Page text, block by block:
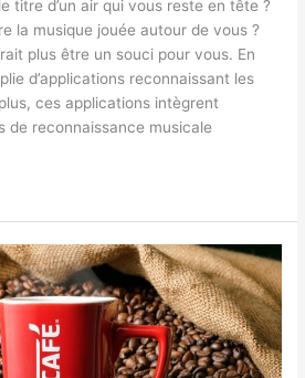
titre d’un air qui vous reste en tête ?
la musique jouée autour de vous ?
plus être un souci pour vous. En
d’applications reconnaissant les
ces applications intègrent
de reconnaissance musicale